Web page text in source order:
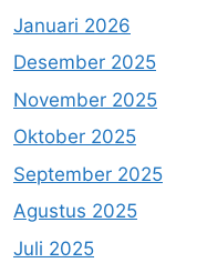
Januari 2026
Desember 2025
November 2025
Oktober 2025
September 2025
Agustus 2025
Juli 2025